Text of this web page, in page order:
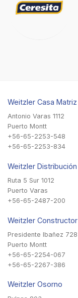
Weitzler Casa Matriz
Antonio Varas 1112
Puerto Montt
+56-65-2253-548
+56-65-2253-834
Weitzler Distribución
Ruta 5 Sur 1012
Puerto Varas
+56-65-2487-200
Weitzler Constructor
Presidente Ibañez 728
Puerto Montt
+56-65-2254-067
+56-65-2267-386
Weitzler Osorno